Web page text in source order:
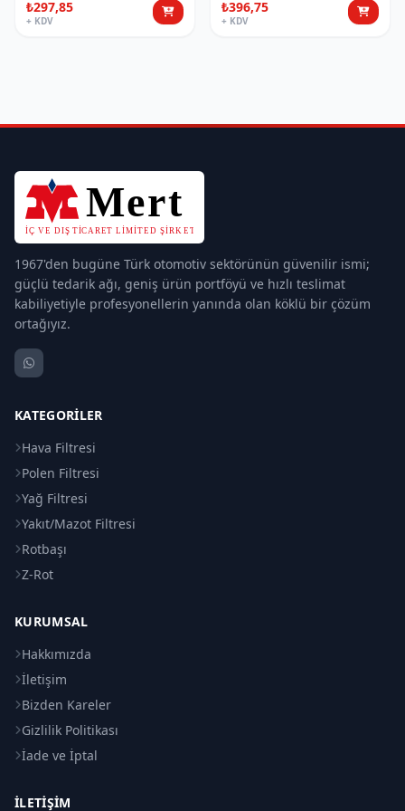
₺297,85
+ KDV
₺396,75
+ KDV
1967'den bugüne Türk otomotiv sektörünün güvenilir ismi;
güçlü tedarik ağı, geniş ürün portföyü ve hızlı teslimat
kabiliyetiyle profesyonellerin yanında olan köklü bir çözüm
ortağıyız.
KATEGORILER
Hava Filtresi
Polen Filtresi
Yağ Filtresi
Yakıt/Mazot Filtresi
Rotbaşı
Z-Rot
KURUMSAL
Hakkımızda
İletişim
Bizden Kareler
Gizlilik Politikası
İade ve İptal
İLETIŞIM